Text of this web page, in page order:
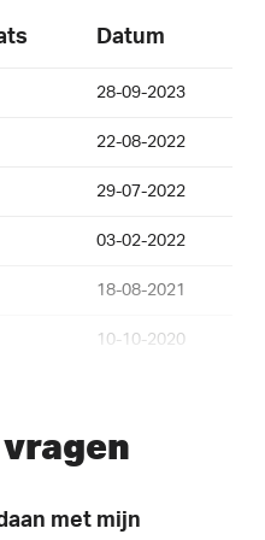
Datum
28-09-2023
22-08-2022
29-07-2022
03-02-2022
18-08-2021
10-10-2020
met mijn